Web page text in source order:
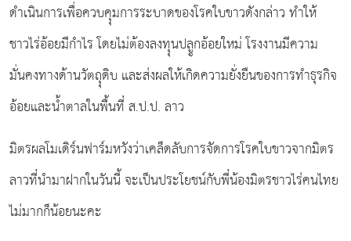
ดำเนินการเพื่อควบคุุมการระบาดของโรคใบขาวดังกล่าว ทำให้
ชาวไร่อ้อยมีกำไร โดยไม่ต้องลงทุุนปลููกอ้อยใหม่ โรงงานมีความ
มั่นคงทางด้านวัตถุุดิบ และส่งผลให้เกิดความยั่งยืนของการทำธุรกิจ
อ้อยและน้ำตาลในพื้นที่่ ส.ป.ป. ลาว
มิตรผลโมเดิร์นฟาร์มหวังว่าเคล็ดลับการจัดการโรคใบขาวจากมิตร
ลาวที่่นำมาฝากในวันนี้ จะเป็นประโยชน์กับพี่่น้องมิตรชาวไร่คนไทย
ไม่มากก็น้อยนะคะ